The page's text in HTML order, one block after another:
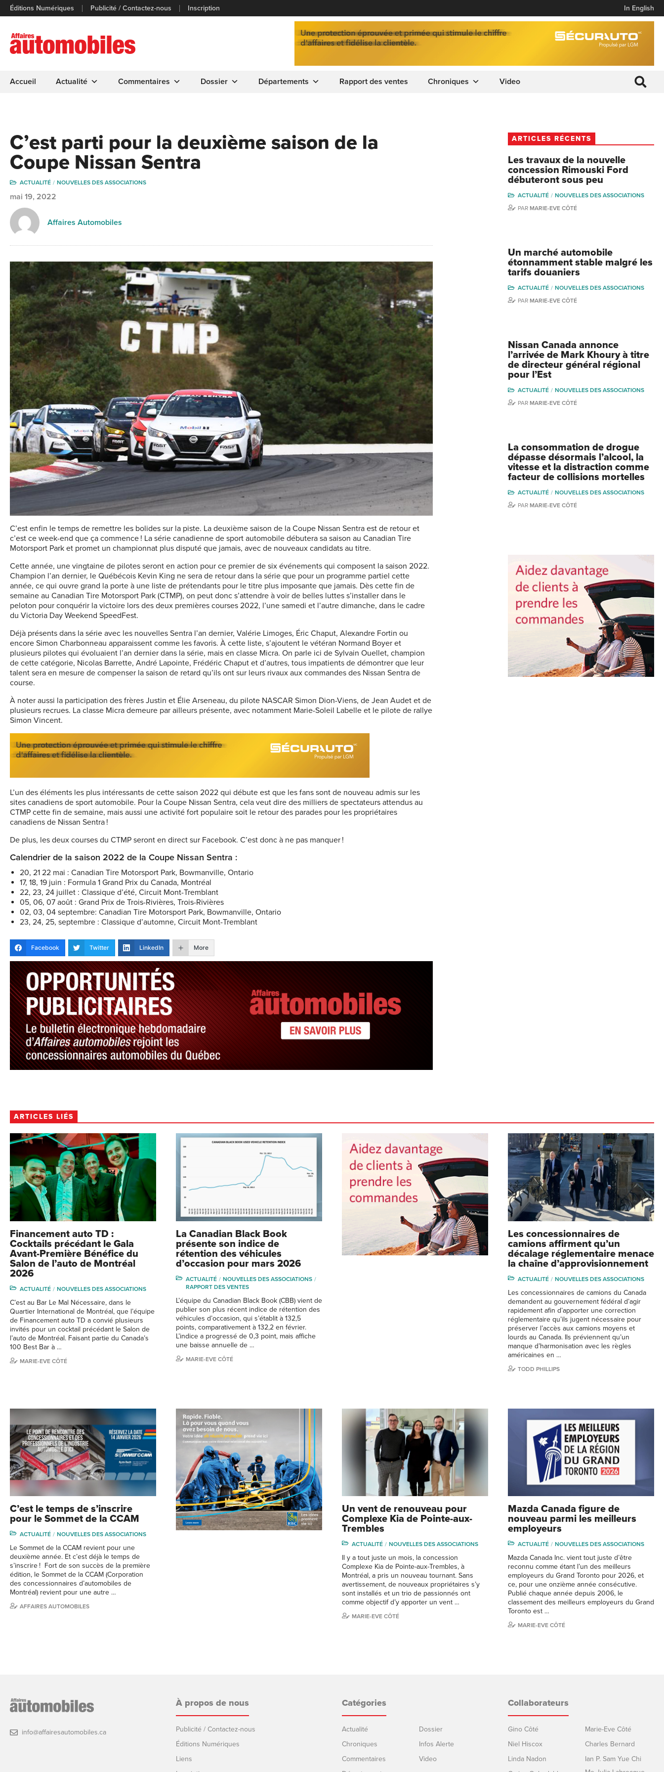
Éditions Numériques Publicité / Contactez-nous Inscription In English
Accueil Actualité Commentaires Dossier Départements Rapport des ventes Chroniques Video
C’est parti pour la deuxième saison de la
Coupe Nissan Sentra
ACTUALITÉ NOUVELLES DES ASSOCIATIONS
mai 19, 2022
Affaires Automobiles
C’est enfin le temps de remettre les bolides sur la piste. La deuxième saison de la Coupe Nissan Sentra est de retour et
c’est ce week-end que ça commence ! La série canadienne de sport automobile débutera sa saison au Canadian Tire
Motorsport Park et promet un championnat plus disputé que jamais, avec de nouveaux candidats au titre.
Cette année, une vingtaine de pilotes seront en action pour ce premier de six événements qui composent la saison 2022.
Champion l’an dernier, le Québécois Kevin King ne sera de retour dans la série que pour un programme partiel cette
année, ce qui ouvre grand la porte à une liste de prétendants pour le titre plus imposante que jamais. Dès cette fin de
semaine au Canadian Tire Motorsport Park (CTMP), on peut donc s’attendre à voir de belles luttes s’installer dans le
peloton pour conquérir la victoire lors des deux premières courses 2022, l’une samedi et l’autre dimanche, dans le cadre
du Victoria Day Weekend SpeedFest.
Déjà présents dans la série avec les nouvelles Sentra l’an dernier, Valérie Limoges, Éric Chaput, Alexandre Fortin ou
encore Simon Charbonneau apparaissent comme les favoris. À cette liste, s’ajoutent le vétéran Normand Boyer et
plusieurs pilotes qui évoluaient l’an dernier dans la série, mais en classe Micra. On parle ici de Sylvain Ouellet, champion
de cette catégorie, Nicolas Barrette, André Lapointe, Frédéric Chaput et d’autres, tous impatients de démontrer que leur
talent sera en mesure de compenser la saison de retard qu’ils ont sur leurs rivaux aux commandes des Nissan Sentra de
course.
À noter aussi la participation des frères Justin et Élie Arseneau, du pilote NASCAR Simon Dion-Viens, de Jean Audet et de
plusieurs recrues. La classe Micra demeure par ailleurs présente, avec notamment Marie-Soleil Labelle et le pilote de rallye
Simon Vincent.
L’un des éléments les plus intéressants de cette saison 2022 qui débute est que les fans sont de nouveau admis sur les
sites canadiens de sport automobile. Pour la Coupe Nissan Sentra, cela veut dire des milliers de spectateurs attendus au
CTMP cette fin de semaine, mais aussi une activité fort populaire soit le retour des parades pour les propriétaires
canadiens de Nissan Sentra !
De plus, les deux courses du CTMP seront en direct sur Facebook. C’est donc à ne pas manquer !
Calendrier de la saison 2022 de la Coupe Nissan Sentra :
20, 21 22 mai : Canadian Tire Motorsport Park, Bowmanville, Ontario
17, 18, 19 juin : Formula 1 Grand Prix du Canada, Montréal
22, 23, 24 juillet : Classique d’été, Circuit Mont-Tremblant
05, 06, 07 août : Grand Prix de Trois-Rivières, Trois-Rivières
02, 03, 04 septembre: Canadian Tire Motorsport Park, Bowmanville, Ontario
23, 24, 25, septembre : Classique d’automne, Circuit Mont-Tremblant
Facebook Twitter LinkedIn More
ARTICLES RÉCENTS
Les travaux de la nouvelle
concession Rimouski Ford
débuteront sous peu
ACTUALITÉ
NOUVELLES DES ASSOCIATIONS
PAR MARIE-EVE CÔTÉ
Un marché automobile
étonnamment stable malgré les
tarifs douaniers
ACTUALITÉ
NOUVELLES DES ASSOCIATIONS
PAR MARIE-EVE CÔTÉ
Nissan Canada annonce
l’arrivée de Mark Khoury à titre
de directeur général régional
pour l’Est
ACTUALITÉ
NOUVELLES DES ASSOCIATIONS
PAR MARIE-EVE CÔTÉ
La consommation de drogue
dépasse désormais l’alcool, la
vitesse et la distraction comme
facteur de collisions mortelles
ACTUALITÉ
NOUVELLES DES ASSOCIATIONS
PAR MARIE-EVE CÔTÉ
ARTICLES LIÉS
Financement auto TD :
Cocktails précédant le Gala
Avant-Première Bénéfice du
Salon de l’auto de Montréal
2026
ACTUALITÉ NOUVELLES DES ASSOCIATIONS
C’est au Bar Le Mal Nécessaire, dans le
Quartier International de Montréal, que l’équipe
de Financement auto TD a convié plusieurs
invités pour un cocktail précédant le Salon de
l’auto de Montréal. Faisant partie du Canada’s
100 Best Bar à …
MARIE-EVE CÔTÉ
La Canadian Black Book
présente son indice de
rétention des véhicules
d’occasion pour mars 2026
ACTUALITÉ
NOUVELLES DES ASSOCIATIONS
RAPPORT DES VENTES
L’équipe du Canadian Black Book (CBB) vient de
publier son plus récent indice de rétention des
véhicules d’occasion, qui s’établit à 132,5
points, comparativement à 132,2 en février.
L’indice a progressé de 0,3 point, mais affiche
une baisse annuelle de …
MARIE-EVE CÔTÉ
Les concessionnaires de
camions affirment qu’un
décalage réglementaire menace
la chaîne d’approvisionnement
ACTUALITÉ NOUVELLES DES ASSOCIATIONS
Les concessionnaires de camions du Canada
demandent au gouvernement fédéral d’agir
rapidement afin d’apporter une correction
réglementaire qu’ils jugent nécessaire pour
préserver l’accès aux camions moyens et
lourds au Canada. Ils préviennent qu’un
manque d’harmonisation avec les règles
américaines en …
TODD PHILLIPS
C’est le temps de s’inscrire
pour le Sommet de la CCAM
ACTUALITÉ NOUVELLES DES ASSOCIATIONS
Le Sommet de la CCAM revient pour une
deuxième année. Et c’est déjà le temps de
s’inscrire ! Fort de son succès de la première
édition, le Sommet de la CCAM (Corporation
des concessionnaires d’automobiles de
Montréal) revient pour une autre …
AFFAIRES AUTOMOBILES
Un vent de renouveau pour
Complexe Kia de Pointe-aux-
Trembles
ACTUALITÉ NOUVELLES DES ASSOCIATIONS
Il y a tout juste un mois, la concession
Complexe Kia de Pointe-aux-Trembles, à
Montréal, a pris un nouveau tournant. Sans
avertissement, de nouveaux propriétaires s’y
sont installés et un trio de passionnés ont
comme objectif d’y apporter un vent …
MARIE-EVE CÔTÉ
Mazda Canada figure de
nouveau parmi les meilleurs
employeurs
ACTUALITÉ NOUVELLES DES ASSOCIATIONS
Mazda Canada Inc. vient tout juste d’être
reconnu comme étant l’un des meilleurs
employeurs du Grand Toronto pour 2026, et
ce, pour une onzième année consécutive.
Publié chaque année depuis 2006, le
classement des meilleurs employeurs du Grand
Toronto est …
MARIE-EVE CÔTÉ
info@affairesautomobiles.ca
À propos de nous
Publicité / Contactez-nous
Éditions Numériques
Liens
Catégories
Actualité
Chroniques
Commentaires
Dossier
Infos Alerte
Video
Collaborateurs
Gino Côté
Niel Hiscox
Linda Nadon
Marie-Eve Côté
Charles Bernard
Ian P. Sam Yue Chi